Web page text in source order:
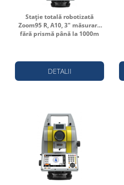
Stație totală robotizată
Zoom95 R, A10, 3" măsurare
fără prismă până la 1000m
DETALII